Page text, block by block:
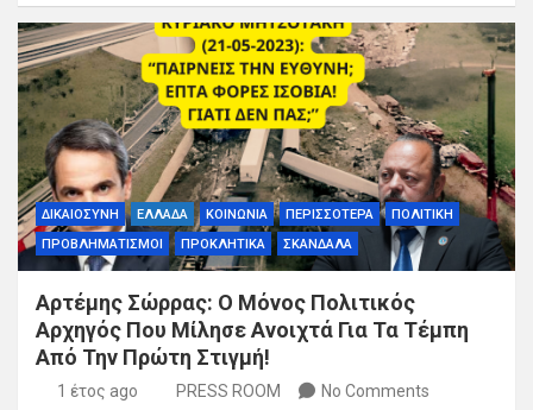
ΔΙΚΑΙΟΣΥΝΗ ΕΛΛΑΔΑ ΚΟΙΝΩΝΙΑ ΠΕΡΙΣΣΟΤΕΡΑ
ΠΟΛΙΤΙΚΗ
ΠΡΟΒΛΗΜΑΤΙΣΜΟΙ
ΠΡΟΚΛΗΤΙΚΑ ΣΚΑΝΔΑΛΑ
Αρτέμης Σώρρας: Ο Μόνος Πολιτικός
Αρχηγός Που Μίλησε Ανοιχτά Για Τα Τέμπη
Από Την Πρώτη Στιγμή!
1 έτος ago PRESS ROOM No Comments